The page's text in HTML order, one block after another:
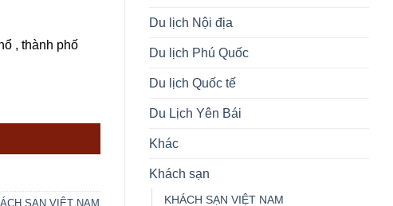
Du lịch Nội địa
Du lịch Phú Quốc
Du lịch Quốc tế
Du Lịch Yên Bái
Khác
Khách sạn
KHÁCH SẠN VIỆT NAM
, thành phố
SẠN VIỆT NAM